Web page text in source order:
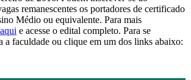
remanescentes os portadores de certificado
Médio ou equivalente. Para mais
e acesse o edital completo. Para se
a faculdade ou clique em um dos links abaixo: